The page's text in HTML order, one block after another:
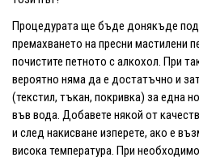
Процедурата ще бъде донякъде
премахването на пресни мастилени
почистите петното с алкохол. При
вероятно няма да е достатъчно и
(текстил, тъкан, покривка) за една
във вода. Добавете някой от
и след накисване изперете, ако е
висока температура. При